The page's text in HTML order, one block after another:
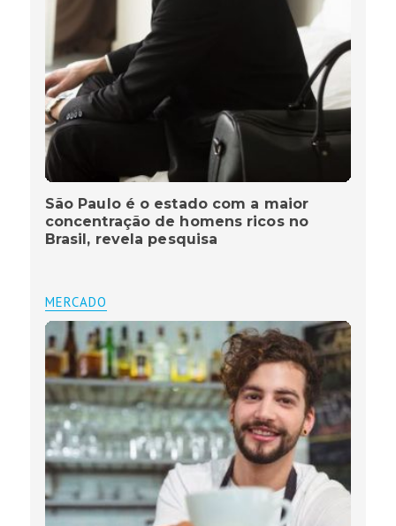
São Paulo é o estado com a maior
concentração de homens ricos no
Brasil, revela pesquisa
MERCADO